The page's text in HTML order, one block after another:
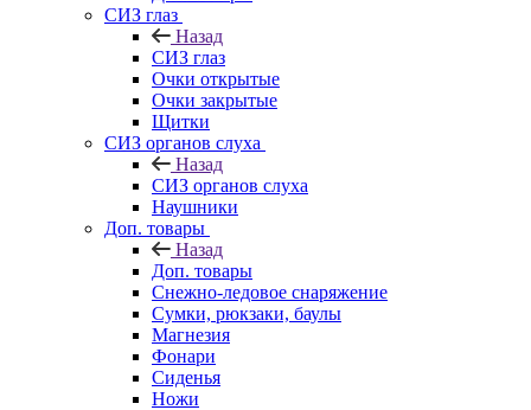
СИЗ глаз
Назад
СИЗ глаз
Очки открытые
Очки закрытые
Щитки
СИЗ органов слуха
Назад
СИЗ органов слуха
Наушники
Доп. товары
Назад
Доп. товары
Снежно-ледовое снаряжение
Сумки, рюкзаки, баулы
Магнезия
Фонари
Сиденья
Ножи